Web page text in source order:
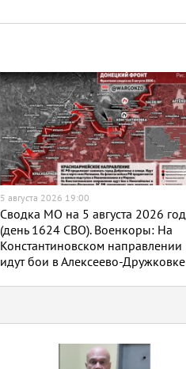
5 августа 2026 19:00
Сводка МО на 5 августа 2026
(день 1624 СВО). Военкоры: На
Константиновском направлении
идут бои в Алексеево-Дружковке